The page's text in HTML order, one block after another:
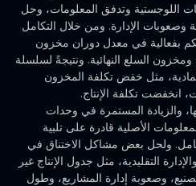
اللوجستية وتدفق المعلومات، وحل
وصعوبات الإدارة. ومن خلال التكامل
بفعالية في معدل دوران مخزون
ومخزون السلع النهائية. ونتيجةً لسلسلة
مثل خفض تكلفة المخزون
انخفضت تكلفة الإنتاج.
والزيادة المستمرة في وحدات
الأصلية قادرة على تلبية
ولحل بعض مشاكل الاختناق في
التقليدية، مثل جدول الإنتاج غير
وصعوبة إدارة المشاريع، وطول